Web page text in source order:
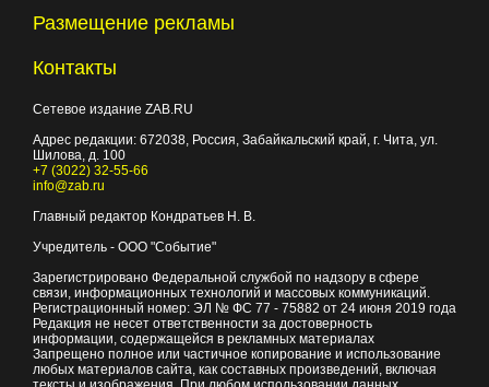
Размещение рекламы
Контакты
Сетевое издание ZAB.RU
Адрес редакции: 672038, Россия, Забайкальский край, г. Чита, ул.
Шилова, д. 100
+7 (3022) 32-55-66
info@zab.ru
Главный редактор Кондратьев Н. В.
Учредитель - ООО "Событие"
Зарегистрировано Федеральной службой по надзору в сфере
связи, информационных технологий и массовых коммуникаций.
Регистрационный номер: ЭЛ № ФС 77 - 75882 от 24 июня 2019 года
Редакция не несет ответственности за достоверность
информации, содержащейся в рекламных материалах
Запрещено полное или частичное копирование и использование
любых материалов сайта, как составных произведений, включая